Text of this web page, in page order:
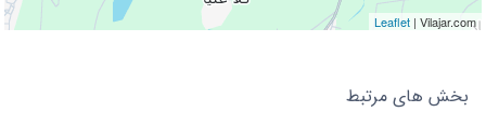
Leaflet | Vilajar.com
بخش های مرتبط